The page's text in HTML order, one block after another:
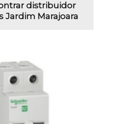
distribuidor
Jardim Marajoara